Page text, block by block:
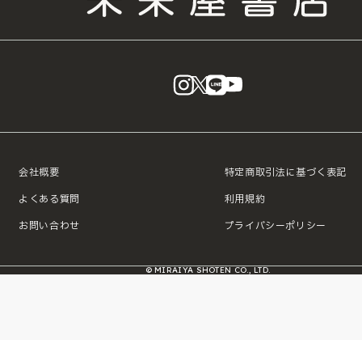
instagram
X LINE
会社概要
よくある質問
お問い合わせ
特定商取引法に基づく表記
利用規約
プライバシーポリシー
© MIRAIYA SHOTEN CO., LTD.